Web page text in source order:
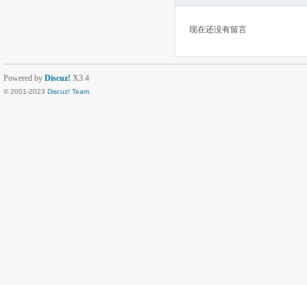
现在还没有留言
Powered by Discuz! X3.4
© 2001-2023 Discuz! Team